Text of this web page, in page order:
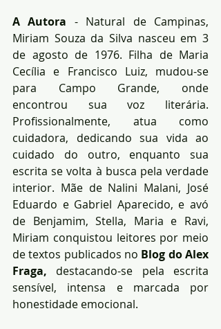
A Autora - Natural de Campinas,
Miriam Souza da Silva nasceu em 3
de agosto de 1976. Filha de Maria
Cecília e Francisco Luiz, mudou-se
para Campo Grande, onde
encontrou sua voz literária.
Profissionalmente, atua como
cuidadora, dedicando sua vida ao
cuidado do outro, enquanto sua
escrita se volta à busca pela verdade
interior. Mãe de Nalini Malani, José
Eduardo e Gabriel Aparecido, e avó
de Benjamim, Stella, Maria e Ravi,
Miriam conquistou leitores por meio
de textos publicados no Blog do Alex
Fraga, destacando-se pela escrita
sensível, intensa e marcada por
honestidade emocional.